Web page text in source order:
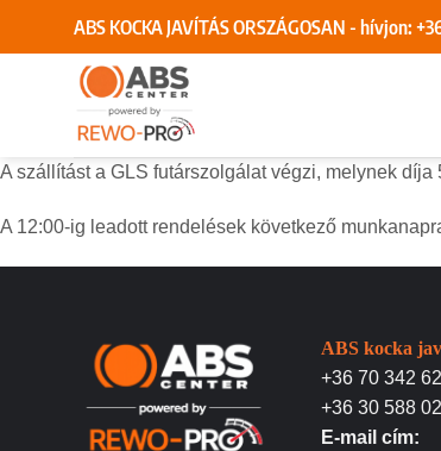
ABS KOCKA JAVÍTÁS ORSZÁGOSAN - hívjon:
A szállítást a GLS futárszolgálat végzi, melynek díja
A 12:00-ig leadott rendelések következő
ABS kocka
+36 70 342
+36 30 588
E-mail cím: